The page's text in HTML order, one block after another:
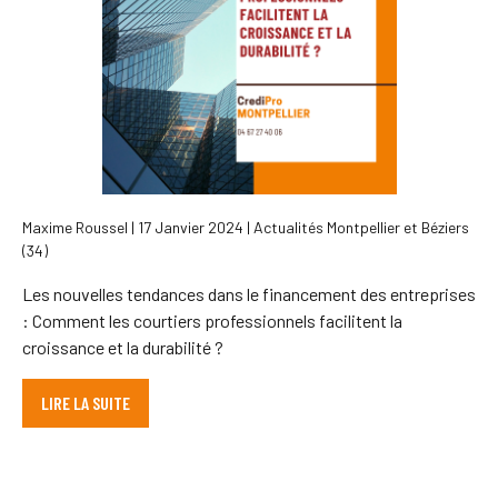
Maxime Roussel | 17 Janvier 2024 | Actualités Montpellier et Béziers
(34)
Les nouvelles tendances dans le financement des entreprises
: Comment les courtiers professionnels facilitent la
croissance et la durabilité ?
LIRE LA SUITE